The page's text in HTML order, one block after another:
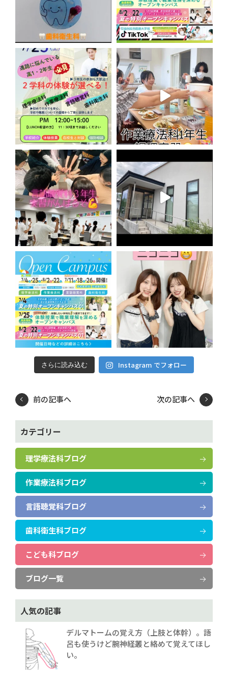
さらに読み込む Instagram でフォロー
前の記事へ 次の記事へ
カテゴリー
理学療法科ブログ
作業療法科ブログ
言語聴覚科ブログ
歯科衛生科ブログ
こども科ブログ
ブログ一覧
人気の記事
デルマトームの覚え方（上肢と体幹）。語
呂も使うけど腕神経叢と絡めて覚えてほし
い。